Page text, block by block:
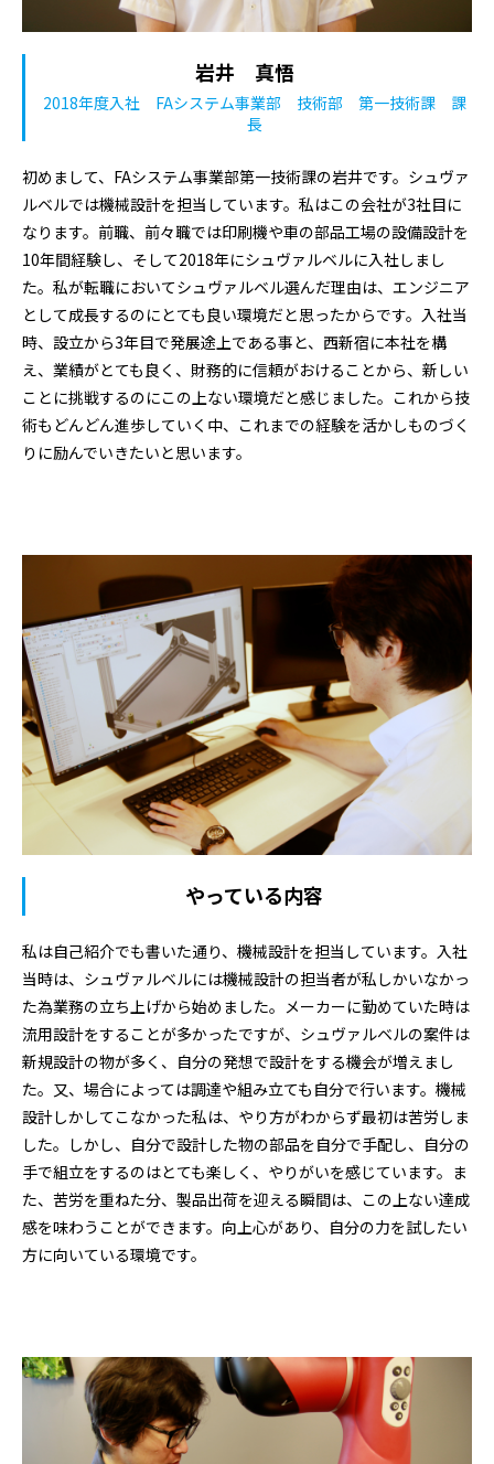
岩井 真悟
2018年度入社 FAシステム事業部 技術部 第一技術課 課
長
初めまして、FAシステム事業部第一技術課の岩井です。シュヴァ
ルベルでは機械設計を担当しています。私はこの会社が3社目に
なります。前職、前々職では印刷機や車の部品工場の設備設計を
10年間経験し、そして2018年にシュヴァルベルに入社しまし
た。私が転職においてシュヴァルベル選んだ理由は、エンジニア
として成長するのにとても良い環境だと思ったからです。入社当
時、設立から3年目で発展途上である事と、西新宿に本社を構
え、業績がとても良く、財務的に信頼がおけることから、新しい
ことに挑戦するのにこの上ない環境だと感じました。これから技
術もどんどん進歩していく中、これまでの経験を活かしものづく
りに励んでいきたいと思います。
やっている内容
私は自己紹介でも書いた通り、機械設計を担当しています。入社
当時は、シュヴァルベルには機械設計の担当者が私しかいなかっ
た為業務の立ち上げから始めました。メーカーに勤めていた時は
流用設計をすることが多かったですが、シュヴァルベルの案件は
新規設計の物が多く、自分の発想で設計をする機会が増えまし
た。又、場合によっては調達や組み立ても自分で行います。機械
設計しかしてこなかった私は、やり方がわからず最初は苦労しま
した。しかし、自分で設計した物の部品を自分で手配し、自分の
手で組立をするのはとても楽しく、やりがいを感じています。ま
た、苦労を重ねた分、製品出荷を迎える瞬間は、この上ない達成
感を味わうことができます。向上心があり、自分の力を試したい
方に向いている環境です。